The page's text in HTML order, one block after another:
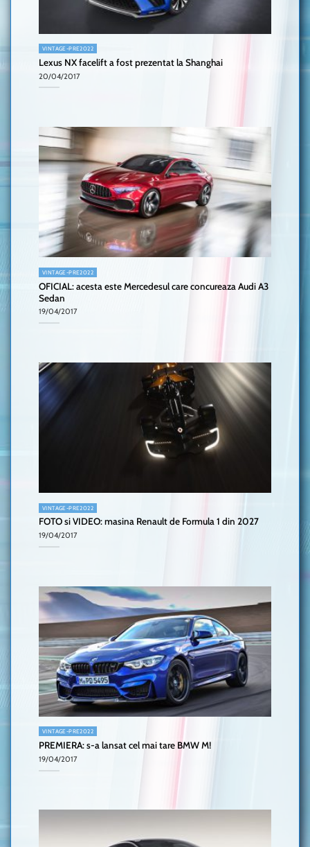
VINTAGE-PRE2022
Lexus NX facelift a fost prezentat la Shanghai
20/04/2017
VINTAGE-PRE2022
OFICIAL: acesta este Mercedesul care concureaza Audi A3
Sedan
19/04/2017
VINTAGE-PRE2022
FOTO si VIDEO: masina Renault de Formula 1 din 2027
19/04/2017
VINTAGE-PRE2022
PREMIERA: s-a lansat cel mai tare BMW M!
19/04/2017